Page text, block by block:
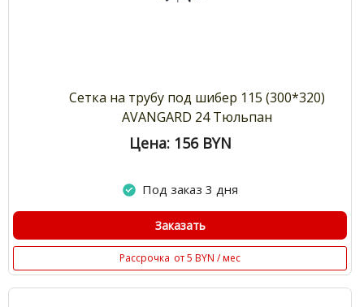
Сетка на трубу под шибер 115 (300*320)
AVANGARD 24 Тюльпан
Цена: 156 BYN
Под заказ 3 дня
Заказать
Рассрочка от 5 BYN / мес